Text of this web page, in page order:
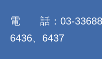
電 話：03-
6436、6437